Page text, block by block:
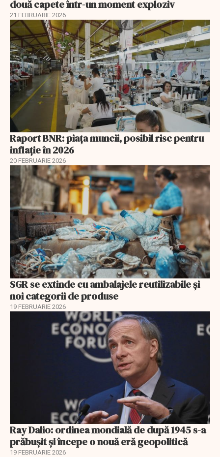
două capete într-un moment exploziv
21 FEBRUARIE 2026
Raport BNR: piața muncii, posibil risc pentru
inflație în 2026
20 FEBRUARIE 2026
SGR se extinde cu ambalajele reutilizabile și
noi categorii de produse
19 FEBRUARIE 2026
Ray Dalio: ordinea mondială de după 1945 s-a
prăbușit și începe o nouă eră geopolitică
19 FEBRUARIE 2026